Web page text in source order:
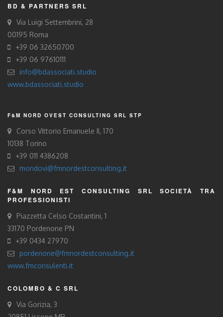
BD & PARTNERS SRL
Via Luigi Settembrini, 28
00195 Roma
+39 06 32650700
+39 06 97610111
info@bdassociati.studio
www.bdassociati.studio
F&M NORD OVEST CONSULTING SRL STP
Corso Vittorio Emanuele II, 170
10138 Torino
+39 011 4386208
mondovi@fmnordestconsulting.it
F&M NORD EST CONSULTING SRL SOCIETÀ TRA
PROFESSIONISTI
Piazzetta Celso Costantini, 1
33170 Pordenone PN
+39 0434 27970
pordenone@fmnordestconsulting.it
www.fmconsulenti.it
COLOMBO & C SRL
Via Gorizia, 3